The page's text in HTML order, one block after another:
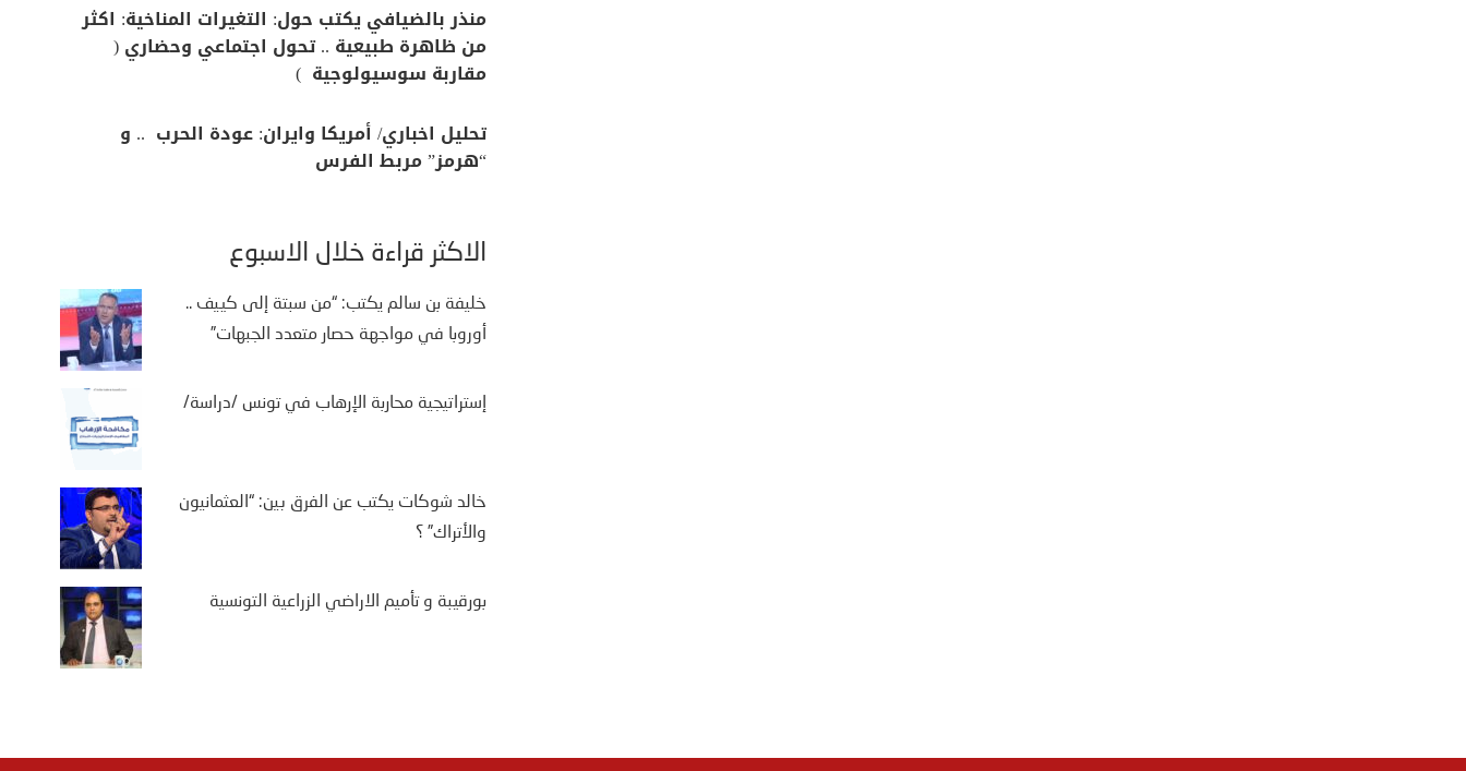
منذر بالضيافي يكتب حول: التغيرات المناخية: اكثر
من ظاهرة طبيعية .. تحول اجتماعي وحضاري (
مقاربة سوسيولوجية )
تحليل اخباري/ أمريكا وايران: عودة الحرب .. و
“هرمز” مربط الفرس
الأكثر قراءة خلال الأسبوع
خليفة بن سالم يكتب: “من سبتة إلى كييف ..
أوروبا في مواجهة حصار متعدد الجبهات”
إستراتيجية محاربة الإرهاب في تونس /دراسة/
خالد شوكات يكتب عن الفرق بين: “العثمانيون
والأتراك” ؟
بورقيبة و تأميم الاراضي الزراعية التونسية